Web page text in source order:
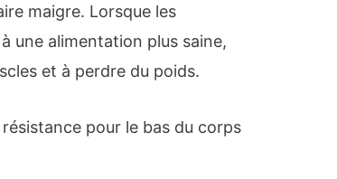
maigre. Lorsque les
une alimentation plus saine,
et à perdre du poids.
pour le bas du corps